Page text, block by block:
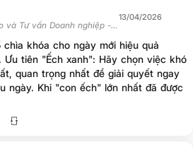
và Tư vấn Doanh nghiệp -
Trí)
13/04/2026
chìa khóa cho ngày mới hiệu quả
Ưu tiên "Ếch xanh": Hãy chọn việc khó
quan trọng nhất để giải quyết ngay
ngày. Khi "con ếch" lớn nhất đã được
và tâm trí bạn sẽ cực kỳ thoải mái.